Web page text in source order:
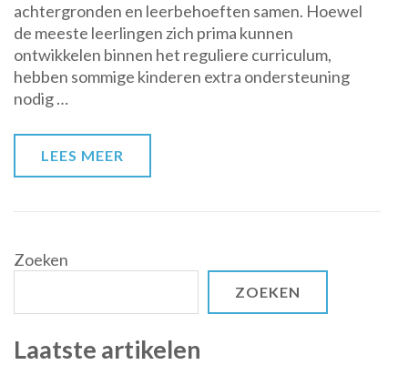
de
remedial
teacher
in
achtergronden en leerbehoeften samen. Hoewel
de meeste leerlingen zich prima kunnen
ontwikkelen binnen het reguliere curriculum,
hebben sommige kinderen extra ondersteuning
nodig …
LEES MEER
Zoeken
ZOEKEN
Laatste artikelen